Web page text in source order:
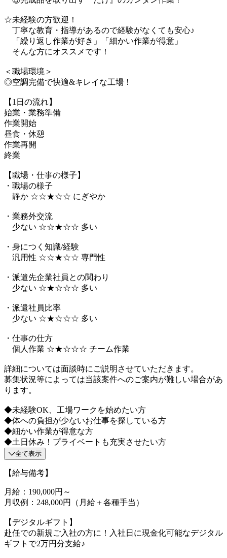
☆未経験の方歓迎！
丁寧な教育・指導があるので経験がなくても安心♪
「繰り返し作業が好き」「細かい作業が得意」
そんな方にオススメです！
＜職場環境＞
◎空調完備で快適&キレイな工場！
【1日の流れ】
始業・業務準備
作業開始
昼食・休憩
作業再開
終業
【職場・仕事の様子】
・職場の様子
静か ☆☆★☆☆ にぎやか
・業務外交流
少ない ☆☆★☆☆ 多い
・身につく知識/経験
汎用性 ☆☆★☆☆ 専門性
・派遣先企業社員との関わり
少ない ☆★☆☆☆ 多い
・派遣社員比率
少ない ☆★☆☆☆ 多い
・仕事の仕方
個人作業 ☆★☆☆☆ チーム作業
詳細については面談時にご説明させていただきます。
募集状況等によっては当該案件へのご案内が難しい場合があ
ります。
◆未経験OK、工場ワークを始めたい方
◆体への負担が少ないお仕事を探している方
◆細かい作業が得意な方
◆土日休み！プライベートも充実させたい方
全て表示
【給与備考】
月給：190,000円～
月収例：248,000円（月給＋各種手当）
【デジタルギフト】
赴任での新規ご入社の方に！入社日に現金化可能なデジタル
ギフトで2万円分支給♪